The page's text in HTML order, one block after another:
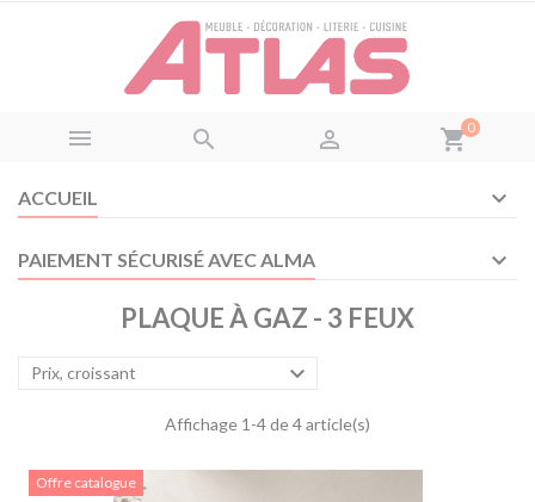
   shopping_cart0
ACCUEIL
PAIEMENT SÉCURISÉ AVEC ALMA
PLAQUE À GAZ - 3 FEUX
Prix, croissant 
Affichage 1-4 de 4 article(s)
Offre catalogue